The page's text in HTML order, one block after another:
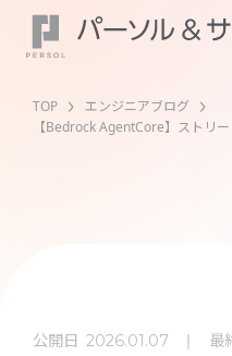
TOP
エンジニアブログ
【Bedrock AgentCore】ストリ
公開日 2026.01.07 最